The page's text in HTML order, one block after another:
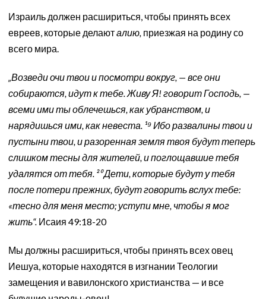
Израиль должен расшириться, чтобы принять всех
евреев, которые делаюталию, приезжая на родину со
всего мира.
„Возведи очи твои и посмотри вокруг, — все они
собираются, идут к тебе. Живу Я! говорит Господь, —
всеми ими ты облечешься, как убранством, и
нарядишься ими, как невеста. ¹⁹ Ибо развалины твои и
пустыни твои, и разоренная земля твоя будут теперь
слишком тесны для жителей, и поглощавшие тебя
удалятся от тебя. ²⁰ Дети, которые будут у тебя
после потери прежних, будут говорить вслух тебе:
«тесно для меня место; уступи мне, чтобы я мог
жить“. Исаия 49:18-20
Мы должны расшириться, чтобы принять всех овец
Иешуа, которые находятся в изгнании Теологии
замещения и вавилонского христианства — и все